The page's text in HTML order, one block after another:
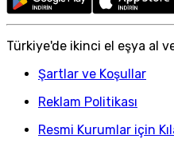
Türkiye'de ikinci el eşya al
Şartlar ve Koşullar
Reklam Politikası
Resmi Kurumlar için